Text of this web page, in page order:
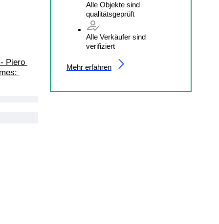
Alle Objekte sind
qualitätsgeprüft
Alle Verkäufer sind
verifiziert
Mehr erfahren